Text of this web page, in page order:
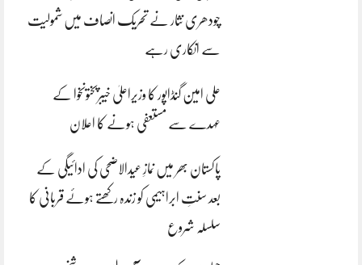
چودھری نثار نے تحریک انصاف میں شمولیت
سے انکاری رہے
علی امین گنڈاپور کا وزیراعلیٰ خیبرپختونخوا کے
عہدے سے مستعفی ہونے کا اعلان
پاکستان بھر میں نمازِ عیدالاضحی کی ادائیگی کے
بعد سنتِ ابراہیمی کو زندہ رکھتے ہوئے قربانی کا
سلسلہ شروع